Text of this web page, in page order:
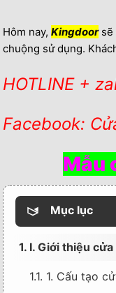
Hôm nay, Kingdoor sẽ
chuộng sử dụng.
HOTLINE +
Facebook:
Mẫu
Mục lục
1. I. Giới thiệu
1.1. 1. Cấu tạo